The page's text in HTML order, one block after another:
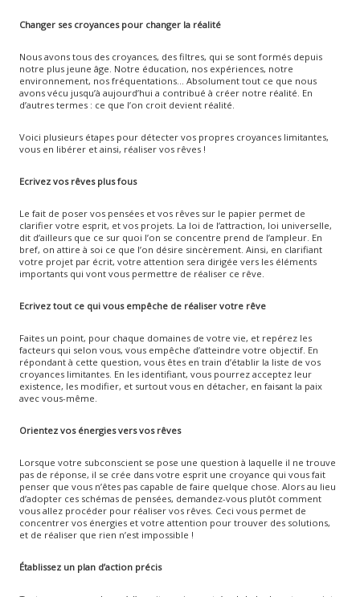
Changer ses croyances pour changer la réalité
Nous avons tous des croyances, des filtres, qui se sont formés depuis
notre plus jeune âge. Notre éducation, nos expériences, notre
environnement, nos fréquentations… Absolument tout ce que nous
avons vécu jusqu’à aujourd’hui a contribué à créer notre réalité. En
d’autres termes : ce que l’on croit devient réalité.
Voici plusieurs étapes pour détecter vos propres croyances limitantes,
vous en libérer et ainsi, réaliser vos rêves !
Ecrivez vos rêves plus fous
Le fait de poser vos pensées et vos rêves sur le papier permet de
clarifier votre esprit, et vos projets. La loi de l’attraction, loi universelle,
dit d’ailleurs que ce sur quoi l’on se concentre prend de l’ampleur. En
bref, on attire à soi ce que l’on désire sincèrement. Ainsi, en clarifiant
votre projet par écrit, votre attention sera dirigée vers les éléments
importants qui vont vous permettre de réaliser ce rêve.
Ecrivez tout ce qui vous empêche de réaliser votre rêve
Faites un point, pour chaque domaines de votre vie, et repérez les
facteurs qui selon vous, vous empêche d’atteindre votre objectif. En
répondant à cette question, vous êtes en train d’établir la liste de vos
croyances limitantes. En les identifiant, vous pourrez acceptez leur
existence, les modifier, et surtout vous en détacher, en faisant la paix
avec vous-même.
Orientez vos énergies vers vos rêves
Lorsque votre subconscient se pose une question à laquelle il ne trouve
pas de réponse, il se crée dans votre esprit une croyance qui vous fait
penser que vous n’êtes pas capable de faire quelque chose. Alors au lieu
d’adopter ces schémas de pensées, demandez-vous plutôt comment
vous allez procéder pour réaliser vos rêves. Ceci vous permet de
concentrer vos énergies et votre attention pour trouver des solutions,
et de réaliser que rien n’est impossible !
Établissez un plan d’action précis